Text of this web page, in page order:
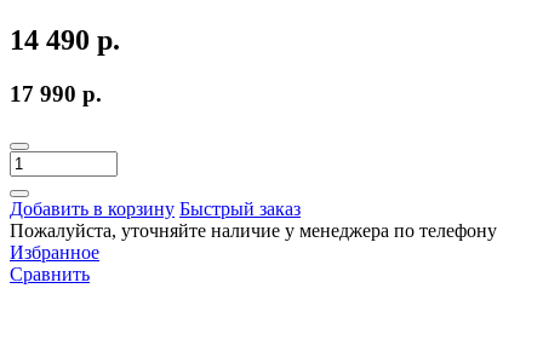
14 490 р.
17 990 р.
Добавить в корзину Быстрый заказ
Пожалуйста, уточняйте наличие у менеджера по телефону
Избранное
Сравнить